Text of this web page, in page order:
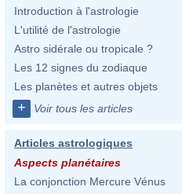
Introduction à l'astrologie
L'utilité de l'astrologie
Astro sidérale ou tropicale ?
Les 12 signes du zodiaque
Les planètes et autres objets
+ Voir tous les articles
Articles astrologiques
Aspects planétaires
La conjonction Mercure Vénus